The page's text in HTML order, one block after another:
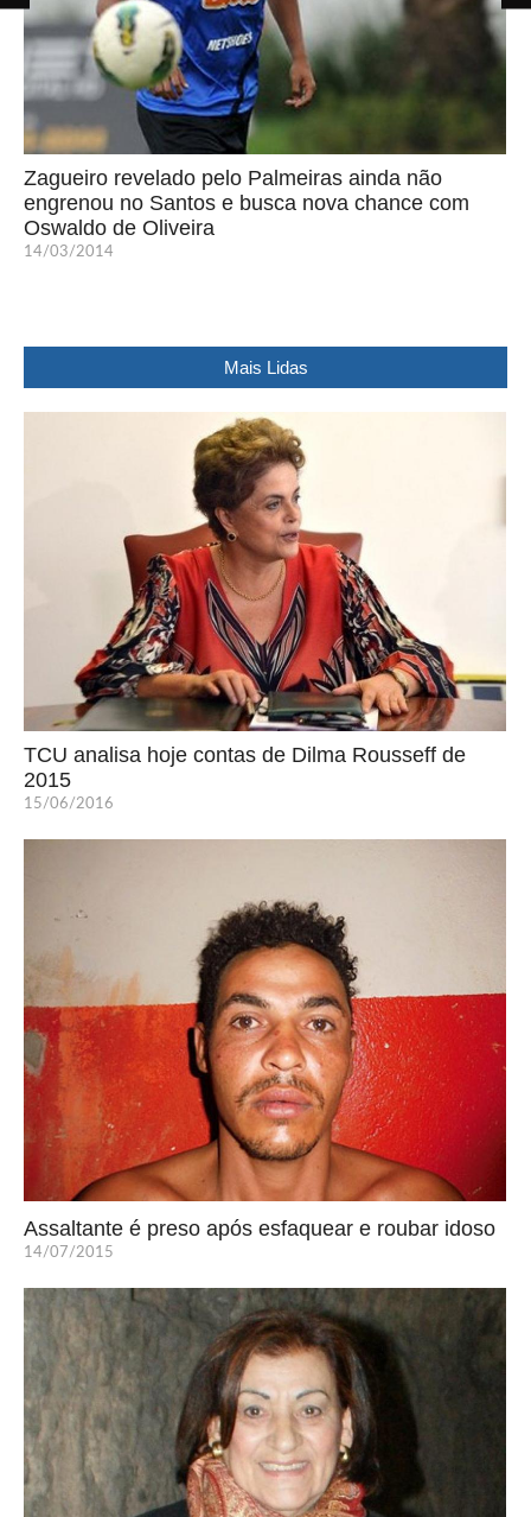
Zagueiro revelado pelo Palmeiras ainda não
engrenou no Santos e busca nova chance com
Oswaldo de Oliveira
14/03/2014
Mais Lidas
TCU analisa hoje contas de Dilma Rousseff de
2015
15/06/2016
Assaltante é preso após esfaquear e roubar idoso
14/07/2015